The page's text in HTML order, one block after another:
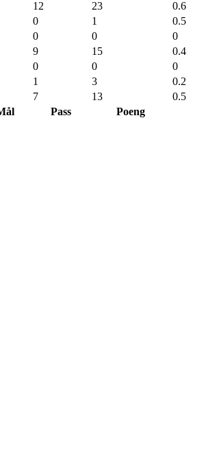
Pass Poeng
12 23 0.6
0 1 0.5
0 0 0
9 15 0.4
0 0 0
1 3 0.2
7 13 0.5